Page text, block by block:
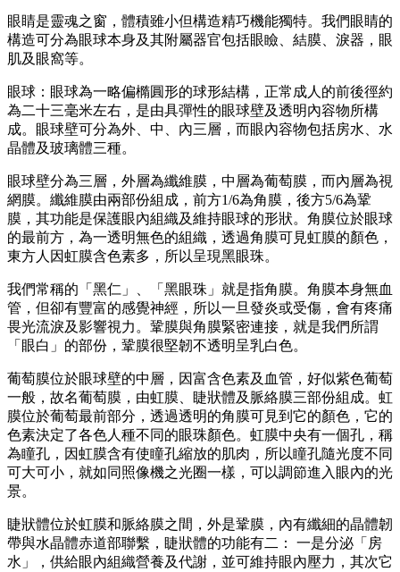
眼睛是靈魂之窗，體積雖小但構造精巧機能獨特。我們眼睛的
構造可分為眼球本身及其附屬器官包括眼瞼、結膜、淚器，眼
肌及眼窩等。
眼球：眼球為一略偏橢圓形的球形結構，正常成人的前後徑約
為二十三毫米左右，是由具彈性的眼球壁及透明內容物所構
成。眼球壁可分為外、中、內三層，而眼內容物包括房水、水
晶體及玻璃體三種。
眼球壁分為三層，外層為纖維膜，中層為葡萄膜，而內層為視
網膜。纖維膜由兩部份組成，前方1/6為角膜，後方5/6為鞏
膜，其功能是保護眼內組織及維持眼球的形狀。角膜位於眼球
的最前方，為一透明無色的組織，透過角膜可見虹膜的顏色，
東方人因虹膜含色素多，所以呈現黑眼珠。
我們常稱的「黑仁」、「黑眼珠」就是指角膜。角膜本身無血
管，但卻有豐富的感覺神經，所以一旦發炎或受傷，會有疼痛
畏光流淚及影響視力。鞏膜與角膜緊密連接，就是我們所謂
「眼白」的部份，鞏膜很堅韌不透明呈乳白色。
葡萄膜位於眼球壁的中層，因富含色素及血管，好似紫色葡萄
一般，故名葡萄膜，由虹膜、睫狀體及脈絡膜三部份組成。虹
膜位於葡萄最前部分，透過透明的角膜可見到它的顏色，它的
色素決定了各色人種不同的眼珠顏色。虹膜中央有一個孔，稱
為瞳孔，因虹膜含有使瞳孔縮放的肌肉，所以瞳孔隨光度不同
可大可小，就如同照像機之光圈一樣，可以調節進入眼內的光
景。
睫狀體位於虹膜和脈絡膜之間，外是鞏膜，內有纖細的晶體韌
帶與水晶體赤道部聯繫，睫狀體的功能有二： 一是分泌「房
水」，供給眼內組織營養及代謝，並可維持眼內壓力，其次它